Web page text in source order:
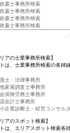
書士事務所検索
書士事務所検索
書士事務所検索
書士事務所検索
-
アの士業事務所検索】
は、士業事務所検索の各姉
士・法律事務所
家屋調査士事務所
保険労務士事務所
会計士事務所
企業診断士・経営コンサル
アのスポット検索】
は、エリアスポット検索各